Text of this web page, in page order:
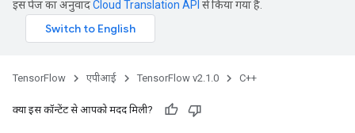
इस पेज का अनुवादCloud Translation API से किया गया है.
TensorFlow एपीआई TensorFlow v2.1.0 C++
क्या इस कॉन्टेंट से आपको मदद मिली?